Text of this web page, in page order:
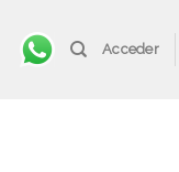
Acceder